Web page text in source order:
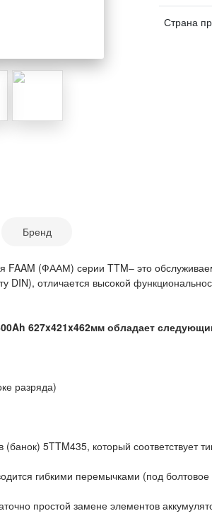
Страна
Бренд
FAAM (ФААМ) серии TTM– это
DIN), отличается высокой
627x421x462мм обладает
разряда)
5TTM435, который
гибкими перемычками (под
простой замене элементов